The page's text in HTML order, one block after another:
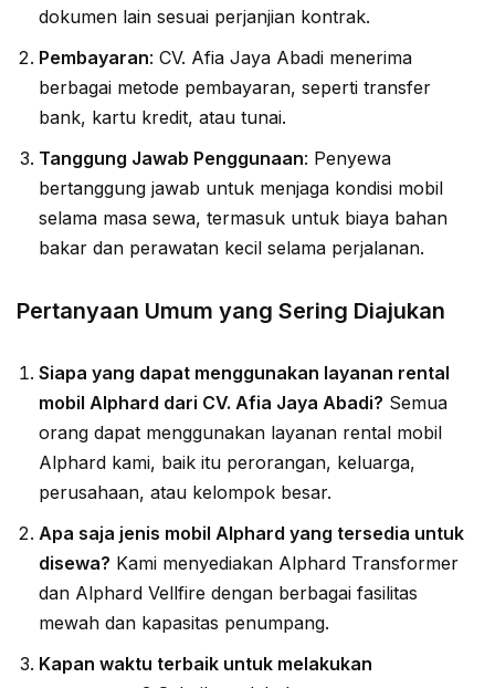
dokumen lain sesuai perjanjian kontrak.
Pembayaran: CV. Afia Jaya Abadi menerima
berbagai metode pembayaran, seperti transfer
bank, kartu kredit, atau tunai.
Tanggung Jawab Penggunaan: Penyewa
bertanggung jawab untuk menjaga kondisi mobil
selama masa sewa, termasuk untuk biaya bahan
bakar dan perawatan kecil selama perjalanan.
Pertanyaan Umum yang Sering Diajukan
Siapa yang dapat menggunakan layanan rental
mobil Alphard dari CV. Afia Jaya Abadi? Semua
orang dapat menggunakan layanan rental mobil
Alphard kami, baik itu perorangan, keluarga,
perusahaan, atau kelompok besar.
Apa saja jenis mobil Alphard yang tersedia untuk
disewa? Kami menyediakan Alphard Transformer
dan Alphard Vellfire dengan berbagai fasilitas
mewah dan kapasitas penumpang.
Kapan waktu terbaik untuk melakukan